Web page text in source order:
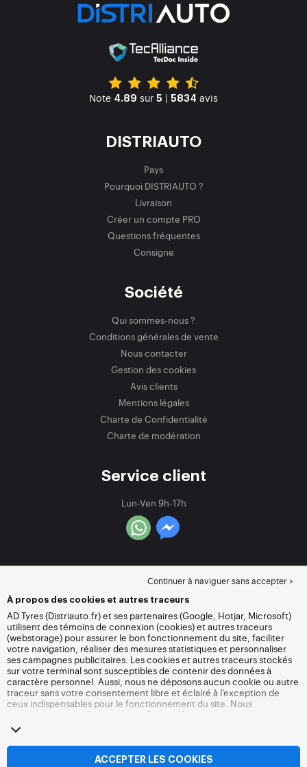
Note 4.89 sur 5 | 5834 avis
DISTRIAUTO
Pays
Pourquoi DISTRIAUTO ?
Livraison
Créer un compte PRO
Questions fréquentes
Consigne
Société
Qui sommes-nous ?
Conditions générales de vente
Nous contacter
Gestion des cookies
Avis clients
Mentions légales
Charte de Confidentialité
Charte de modération
Service client
Lun-Ven 9h-17h
Continuer à naviguer sans accepter >
À propos des cookies et autres traceurs
AD Tyres (Distriauto.fr) et ses partenaires (Google, Hotjar, Microsoft)
utilisent des témoins de connexion (cookies) et autres traceurs
(webstorage) pour assurer le bon fonctionnement du site, faciliter
votre navigation, réaliser des mesures statistiques et personnaliser
ses campagnes publicitaires. Les cookies et autres traceurs stockés
sur votre terminal sont susceptibles de contenir des données à
caractère personnel. Aussi, nous ne déposons aucun cookie ou autre
traceur sans votre consentement libre et éclairé à l’exception de
ceux indispensables pour le fonctionnement du site. Nous
conservons votre choix pendant 6 mois. Vous pouvez retirer votre
consentement à tout moment en vous rendant sur la
autres traceurs
accepter le dépôt de cookies ou autres traceurs. Le refus ne fait pas
obstacle à l’accès aux services Distriauto.fr. Pour plus d’informations,
ACCEPTER LES COOKIES